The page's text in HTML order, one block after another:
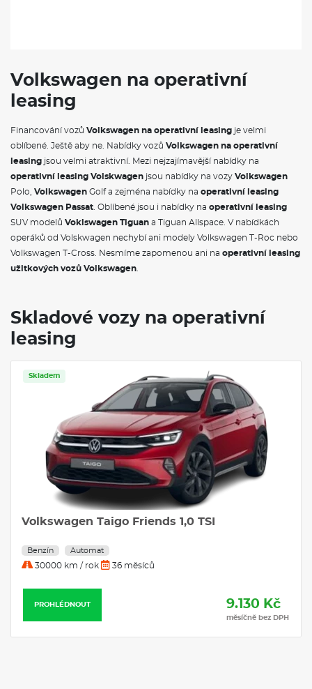
Volkswagen na operativní
leasing
Financování vozů Volkswagen na operativní leasing je velmi
oblíbené. Ještě aby ne. Nabídky vozů Volkswagen na operativní
leasing jsou velmi atraktivní. Mezi nejzajímavější nabídky na
operativní leasing Volskwagen jsou nabídky na vozy Volkswagen
Polo, Volkswagen Golf a zejména nabídky na operativní leasing
Volkswagen Passat. Oblíbené jsou i nabídky na operativní leasing
SUV modelů Voklswagen Tiguan a Tiguan Allspace. V nabídkách
operáků od Volskwagen nechybí ani modely Volkswagen T-Roc nebo
Volkswagen T-Cross. Nesmíme zapomenou ani na operativní leasing
užitkových vozů Volkswagen.
Skladové vozy na operativní
leasing
Skladem
Volkswagen Taigo Friends 1,0 TSI
Benzín Automat
30000 km / rok 36 měsíců
PROHLÉDNOUT 9.130 Kč
měsíčně bez DPH